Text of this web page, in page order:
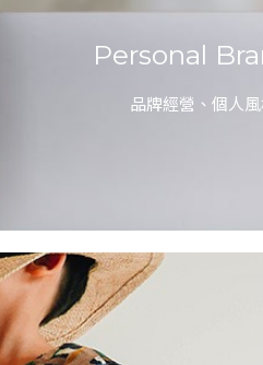
Personal
品牌經營、個人